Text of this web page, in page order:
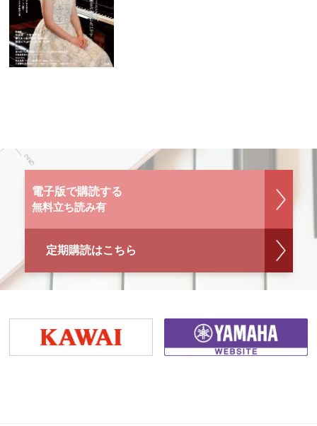
電子版で購読する
無料立ち読み有
定期購読はこちら